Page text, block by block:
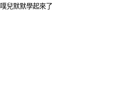
噗兒默默學起來了